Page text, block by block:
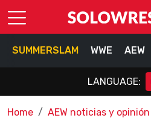
SUMMERSLAM WWE AEW
LANGUAGE:
Home AEW noticias y opinión